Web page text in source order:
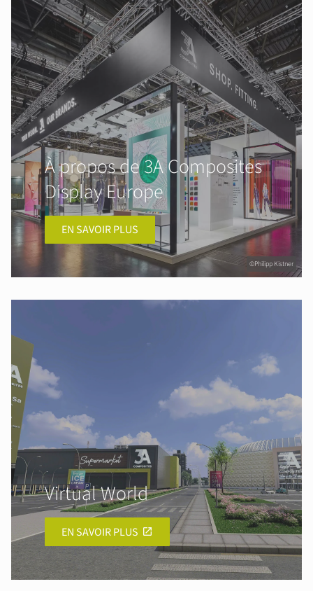
©Philipp Kistner
À propos de 3A Composites
Display Europe
EN SAVOIR PLUS
Virtual World
EN SAVOIR PLUS